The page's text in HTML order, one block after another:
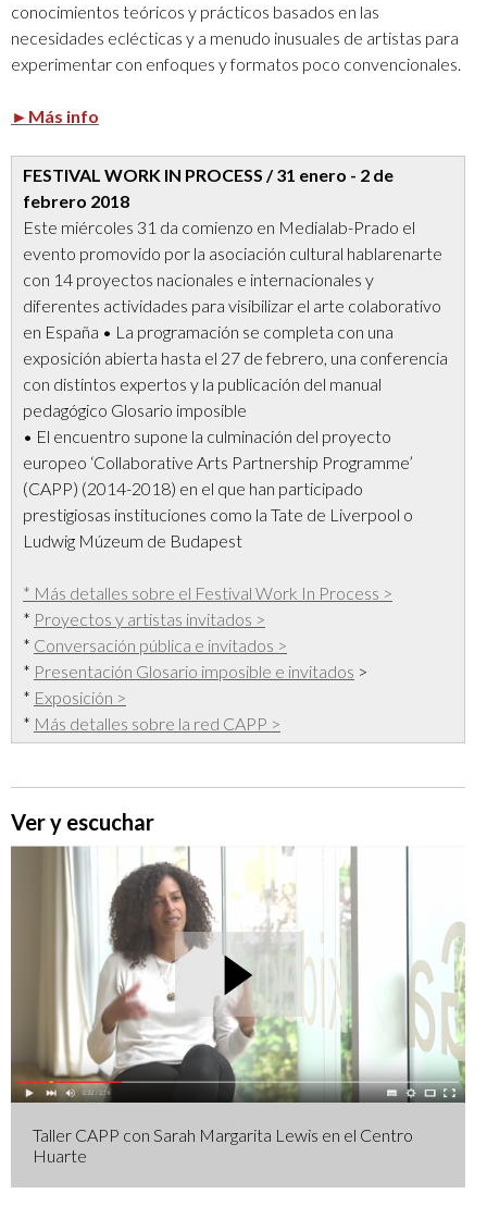
conocimientos teóricos y prácticos basados en las
necesidades eclécticas y a menudo inusuales de artistas para
experimentar con enfoques y formatos poco convencionales.
►Más info
FESTIVAL WORK IN PROCESS / 31 enero - 2 de
febrero 2018
Este miércoles 31 da comienzo en Medialab-Prado el
evento promovido por la asociación cultural hablarenarte
con 14 proyectos nacionales e internacionales y
diferentes actividades para visibilizar el arte colaborativo
en España • La programación se completa con una
exposición abierta hasta el 27 de febrero, una conferencia
con distintos expertos y la publicación del manual
pedagógico Glosario imposible
• El encuentro supone la culminación del proyecto
europeo ‘Collaborative Arts Partnership Programme’
(CAPP) (2014-2018) en el que han participado
prestigiosas instituciones como la Tate de Liverpool o
Ludwig Múzeum de Budapest
* Más detalles sobre el Festival Work In Process >
* Proyectos y artistas invitados >
* Conversación pública e invitados >
* Presentación Glosario imposible e invitados >
* Exposición >
* Más detalles sobre la red CAPP >
Ver y escuchar
Taller CAPP con Sarah Margarita Lewis en el Centro
Huarte